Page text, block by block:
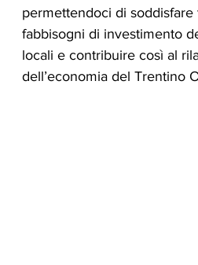
permettendoci di
fabbisogni di investimento
locali e contribuire così al
dell’economia del Trentino